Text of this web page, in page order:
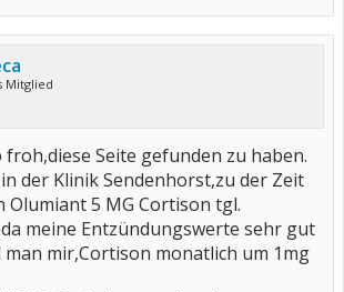
Mitglied
froh,diese Seite gefunden zu haben.
der Klinik Sendenhorst,zu der Zeit
Olumiant 5 MG Cortison tgl.
meine Entzündungswerte sehr gut
mir,Cortison monatlich um 1mg